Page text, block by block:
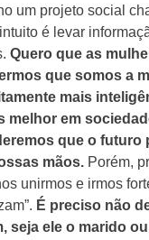
um projeto social
é levar
Quero que as
que somos a
mais
melhor em
que o futuro
mãos. Porém,
unirmos e irmos
É preciso não
seja ele o marido